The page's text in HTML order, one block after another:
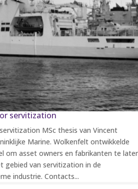
servitization
MSc thesis van Vincent
Marine. Wolkenfelt ontwikkelde
om asset owners en fabrikanten te
gebied van servitization in de
industrie. Contacts...